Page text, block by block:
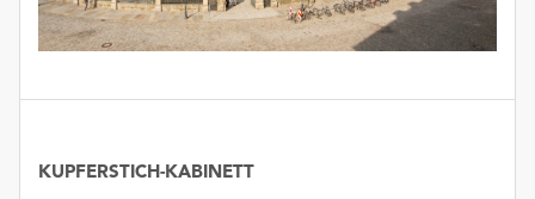
KUPFERSTICH-KABINETT